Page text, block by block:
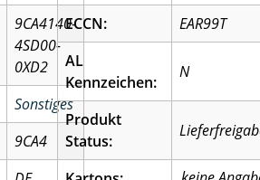
9CA4140-
4SD00-
0XD2
Sonstiges
9CA4
ECCN:
EAR99T
AL
Kennzeichen:
N
Produkt
Status: